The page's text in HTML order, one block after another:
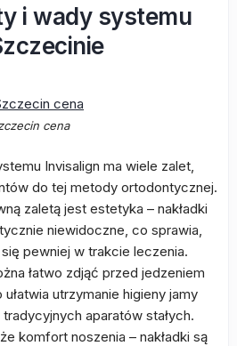
i wady systemu
cena
Invisalign ma wiele zalet,
do tej metody ortodontycznej.
zaletą jest estetyka – nakładki
niewidoczne, co sprawia,
pewniej w trakcie leczenia.
łatwo zdjąć przed jedzeniem
utrzymanie higieny jamy
aparatów stałych.
komfort noszenia – nakładki są